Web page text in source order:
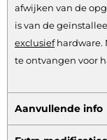
afwijken van de
is van de
exclusiefhardware.
te ontvangen voor
Aanvullende info